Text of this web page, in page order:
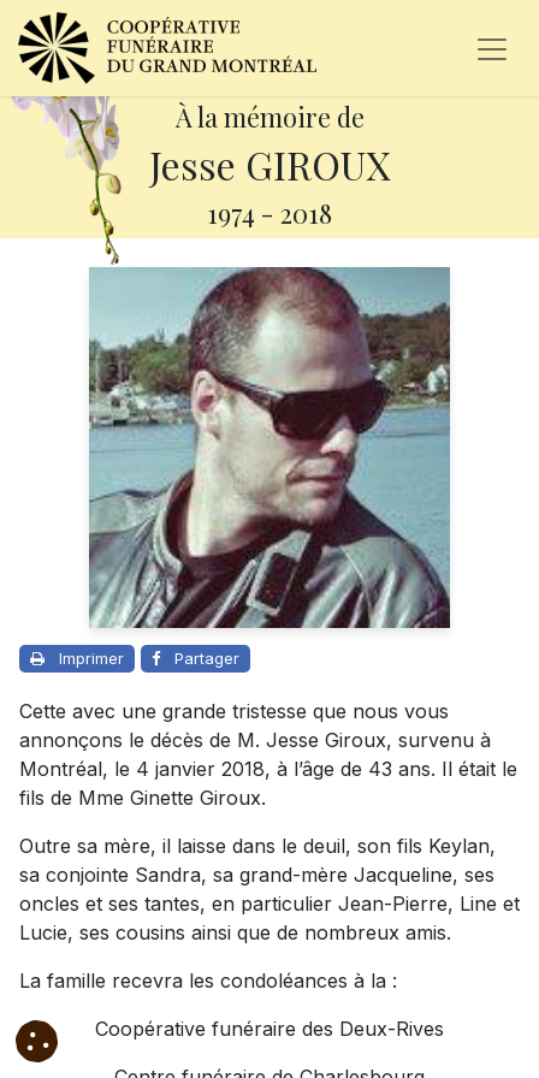
À la mémoire de
Jesse GIROUX
1974 - 2018
Imprimer Partager
Cette avec une grande tristesse que nous vous
annonçons le décès de M. Jesse Giroux, survenu à
Montréal, le 4 janvier 2018, à l’âge de 43 ans. Il était le
fils de Mme Ginette Giroux.
Outre sa mère, il laisse dans le deuil, son fils Keylan,
sa conjointe Sandra, sa grand-mère Jacqueline, ses
oncles et ses tantes, en particulier Jean-Pierre, Line et
Lucie, ses cousins ainsi que de nombreux amis.
La famille recevra les condoléances à la :
Coopérative funéraire des Deux-Rives